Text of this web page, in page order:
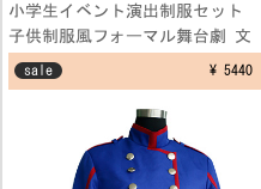
小学生イベント演出制服セット
子供制服風フォーマル舞台劇 文
化祭仮装コスプレ衣装 学園祭演
sale ¥ 5440